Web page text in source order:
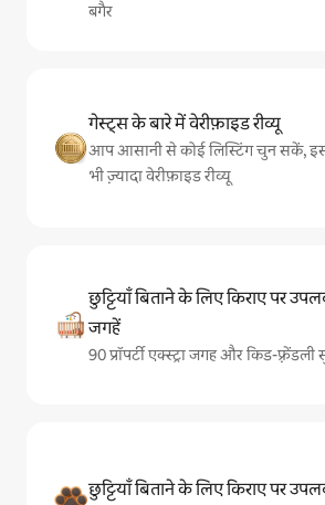
बगैर
गेस्ट्स के बारे में वेरीफ़ाइड रीव्यू
आप आसानी से कोई लिस्टिंग चुन सकें,
भी ज़्यादा वेरीफ़ाइड रीव्यू
छुट्टियाँ बिताने के लिए किराए पर
जगहें
90 प्रॉपर्टी एक्स्ट्रा जगह और किड-फ़्रेंडली
छुट्टियाँ बिताने के लिए किराए पर